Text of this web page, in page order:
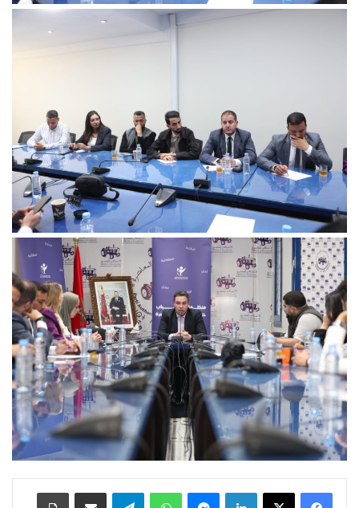
لينكدإن ماسنجر واتساب تيلقرام مشاركة عبر البريد طباعة